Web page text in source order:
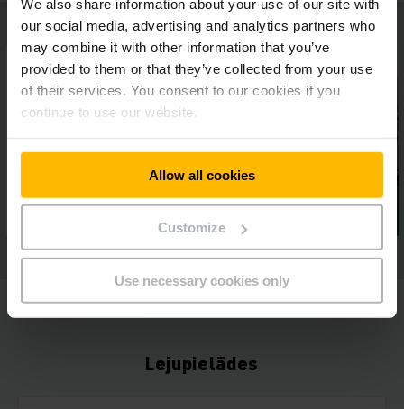
We also share information about your use of our site with
our social media, advertising and analytics partners who
may combine it with other information that you’ve
provided to them or that they’ve collected from your use
of their services. You consent to our cookies if you
continue to use our website.
Allow all cookies
Customize
Use necessary cookies only
piekabēm.Pārskatāmā, ļoti parocīgā konstrukcija sniedz
iespēju apgriezties turpat uz vietas. Ergonomiskā drošības
dīseles galva un trīs izvēlei pieejamās braukšanas
programmas padara darbu ar mazgabarīta vilcēju maksimāli
efektīvu un patīkamu.
Lejupielādes